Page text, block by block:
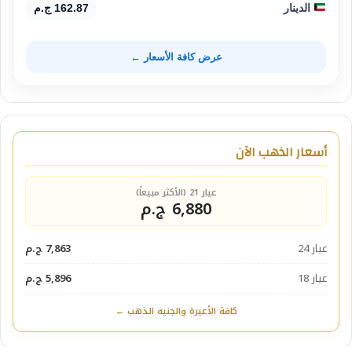
الدينار 162.87 ج.م
عرض كافة الأسعار ←
أسعار الذهب الآن
عيار 21 (الأكثر مبيعاً)
6,880 ج.م
عيار 24
7,863 ج.م
عيار 18
5,896 ج.م
كافة الأعيرة والجنيه الذهب ←